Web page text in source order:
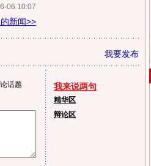
06 10:07
的新闻>>
我要发布
话题 我来说两句
精华区
辩论区